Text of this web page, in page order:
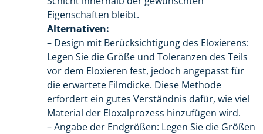
Eigenschaften bleibt.
Alternativen:
– Design mit Berücksichtigung des Eloxierens:
Legen Sie die Größe und Toleranzen des Teils
vor dem Eloxieren fest, jedoch angepasst für
die erwartete Filmdicke. Diese Methode
erfordert ein gutes Verständnis dafür, wie viel
Material der Eloxalprozess hinzufügen wird.
– Angabe der Endgrößen: Legen Sie die Größen